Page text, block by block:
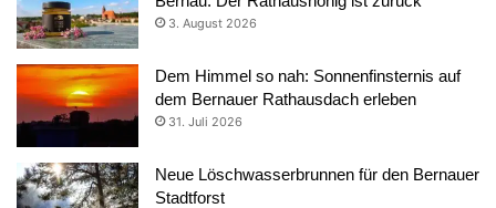
3. August 2026
Dem Himmel so nah: Sonnenfinsternis auf
dem Bernauer Rathausdach erleben
31. Juli 2026
Neue Löschwasserbrunnen für den Bernauer
Stadtforst